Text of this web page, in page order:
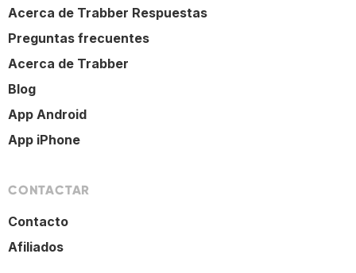
Acerca de Trabber Respuestas
Preguntas frecuentes
Acerca de Trabber
Blog
App Android
App iPhone
CONTACTAR
Contacto
Afiliados